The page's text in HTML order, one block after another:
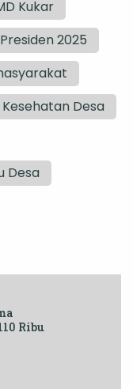
Kukar
2025
Desa
Desa
Ribu